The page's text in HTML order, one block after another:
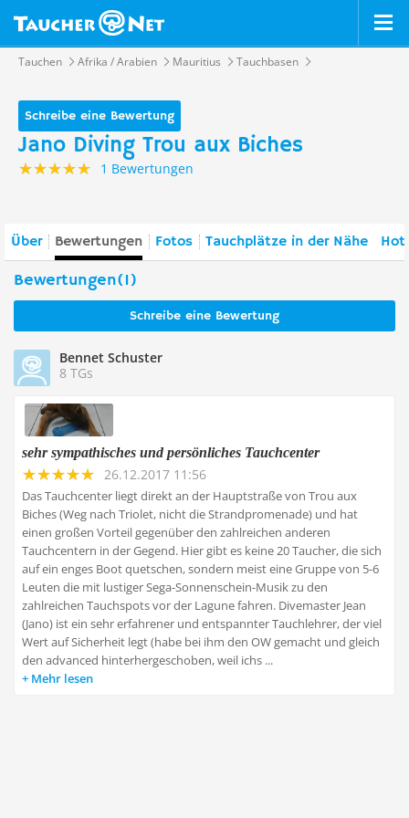
Tauchen Afrika / Arabien Mauritius Tauchbasen
Schreibe eine Bewertung
Jano Diving Trou aux Biches
1 Bewertungen
Über Bewertungen Fotos Tauchplätze in der Nähe
Bewertungen(1)
Schreibe eine Bewertung
Bennet Schuster
8 TGs
sehr sympathisches und persönliches Tauchcenter
26.12.2017 11:56
Das Tauchcenter liegt direkt an der Hauptstraße von Trou aux
Biches (Weg nach Triolet, nicht die Strandpromenade) und hat
einen großen Vorteil gegenüber den zahlreichen anderen
Tauchcentern in der Gegend. Hier gibt es keine 20 Taucher, die sich
auf ein enges Boot quetschen, sondern meist eine Gruppe von 5-6
Leuten die mit lustiger Sega-Sonnenschein-Musik zu den
zahlreichen Tauchspots vor der Lagune fahren. Divemaster Jean
(Jano) ist ein sehr erfahrener und entspannter Tauchlehrer, der viel
Wert auf Sicherheit legt (habe bei ihm den OW gemacht und gleich
den advanced hinterhergeschoben, weil ichs ...
Mehr lesen